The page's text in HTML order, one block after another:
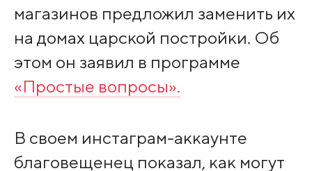
магазинов предложил заменить их
на домах царской постройки. Об
этом он заявил в программе
«Простые вопросы».
В своем инстаграм-аккаунте
благовещенец показал, как могут